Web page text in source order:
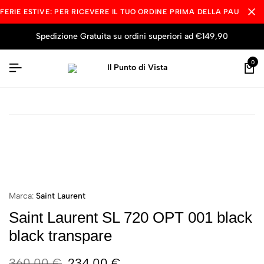
FERIE ESTIVE: PER RICEVERE IL TUO ORDINE PRIMA DELLA PAUSA
Spedizione Gratuita su ordini superiori ad €149,90
0
Marca: Saint Laurent
Saint Laurent SL 720 OPT 001 black
black transpare